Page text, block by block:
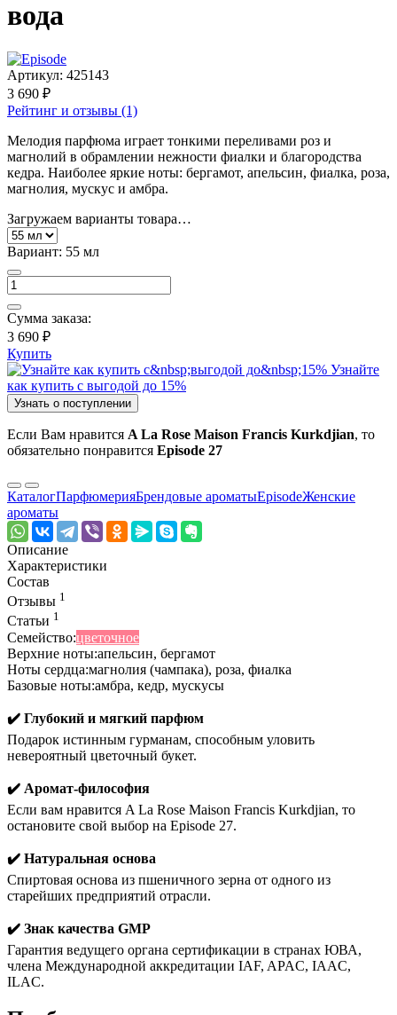
вода
Артикул: 425143
3 690 ₽
Рейтинг и отзывы (1)
Мелодия парфюма играет тонкими переливами роз и
магнолий в обрамлении нежности фиалки и благородства
кедра. Наиболее яркие ноты: бергамот, апельсин, фиалка, роза,
магнолия, мускус и амбра.
Загружаем варианты товара…
Вариант: 55 мл
Сумма заказа:
3 690 ₽
Купить
Узнайте
как купить с выгодой до 15%
Узнать о поступлении
Если Вам нравится A La Rose Maison Francis Kurkdjian, то
обязательно понравится Episode 27
КаталогПарфюмерияБрендовые ароматыEpisodeЖенские
ароматы
Описание
Характеристики
Состав
Отзывы 1
Статьи 1
Семейство:цветочное
Верхние ноты:апельсин, бергамот
Ноты сердца:магнолия (чампака), роза, фиалка
Базовые ноты:амбра, кедр, мускусы
✔️ Глубокий и мягкий парфюм
Подарок истинным гурманам, способным уловить
невероятный цветочный букет.
✔️ Аромат-философия
Если вам нравится A La Rose Maison Francis Kurkdjian, то
остановите свой выбор на Episode 27.
✔️ Натуральная основа
Спиртовая основа из пшеничного зерна от одного из
старейших предприятий отрасли.
✔️ Знак качества GMP
Гарантия ведущего органа сертификации в странах ЮВА,
члена Международной аккредитации IAF, APAC, IAAC,
ILAC.